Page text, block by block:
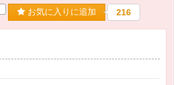
お気に入りに追加 216